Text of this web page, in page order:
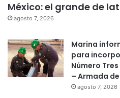
México: el grande de
agosto 7, 2026
Marina
para
Número
– Armada
agosto 7, 2026